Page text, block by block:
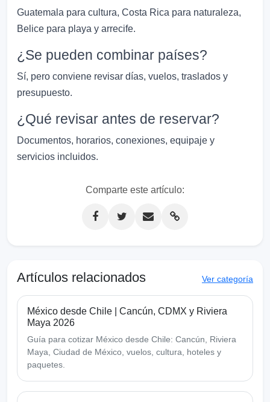
Guatemala para cultura, Costa Rica para naturaleza,
Belice para playa y arrecife.
¿Se pueden combinar países?
Sí, pero conviene revisar días, vuelos, traslados y
presupuesto.
¿Qué revisar antes de reservar?
Documentos, horarios, conexiones, equipaje y
servicios incluidos.
Comparte este artículo:
Artículos relacionados Ver categoría
México desde Chile | Cancún, CDMX y Riviera
Maya 2026
Guía para cotizar México desde Chile: Cancún, Riviera
Maya, Ciudad de México, vuelos, cultura, hoteles y
paquetes.